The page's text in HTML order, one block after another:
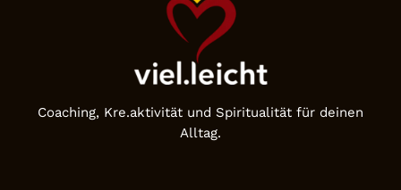
Coaching, Kre.aktivität und Spiritualität für deinen
Alltag.